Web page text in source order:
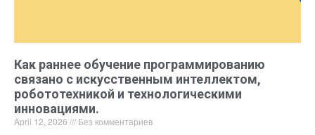
Как раннее обучение программированию
связано с искусственным интеллектом,
робототехникой и технологическими
инновациями.
April 12, 2026 Без комментариев